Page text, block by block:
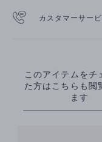
カスタマーサー
このアイテムをチ
た方はこちらも閲
ます